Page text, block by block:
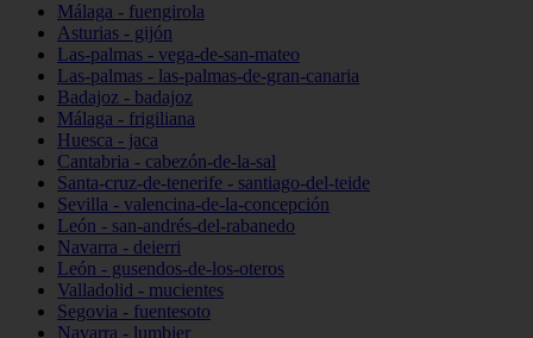
Málaga - fuengirola
Asturias - gijón
Las-palmas - vega-de-san-mateo
Las-palmas - las-palmas-de-gran-canaria
Badajoz - badajoz
Málaga - frigiliana
Huesca - jaca
Cantabria - cabezón-de-la-sal
Santa-cruz-de-tenerife - santiago-del-teide
Sevilla - valencina-de-la-concepción
León - san-andrés-del-rabanedo
Navarra - deierri
León - gusendos-de-los-oteros
Valladolid - mucientes
Segovia - fuentesoto
Navarra - lumbier